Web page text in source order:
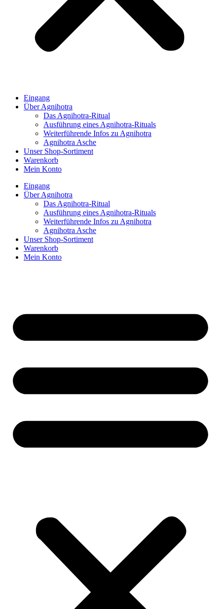
Eingang
Über Agnihotra
Das Agnihotra-Ritual
Ausführung eines Agnihotra-Rituals
Weiterführende Infos zu Agnihotra
Agnihotra Asche
Unser Shop-Sortiment
Warenkorb
Mein Konto
Eingang
Über Agnihotra
Das Agnihotra-Ritual
Ausführung eines Agnihotra-Rituals
Weiterführende Infos zu Agnihotra
Agnihotra Asche
Unser Shop-Sortiment
Warenkorb
Mein Konto